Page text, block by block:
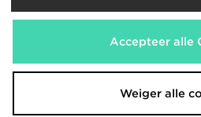
Wij accepteren de
Bezoek onze
Accepteer alle
Weiger alle